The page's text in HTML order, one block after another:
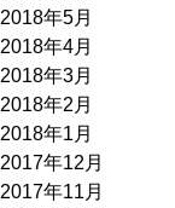
2018年5月
2018年4月
2018年3月
2018年2月
2018年1月
2017年12月
2017年11月